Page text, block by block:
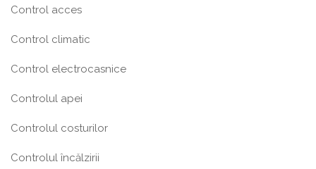
Control acces
Control climatic
Control electrocasnice
Controlul apei
Controlul costurilor
Controlul încălzirii